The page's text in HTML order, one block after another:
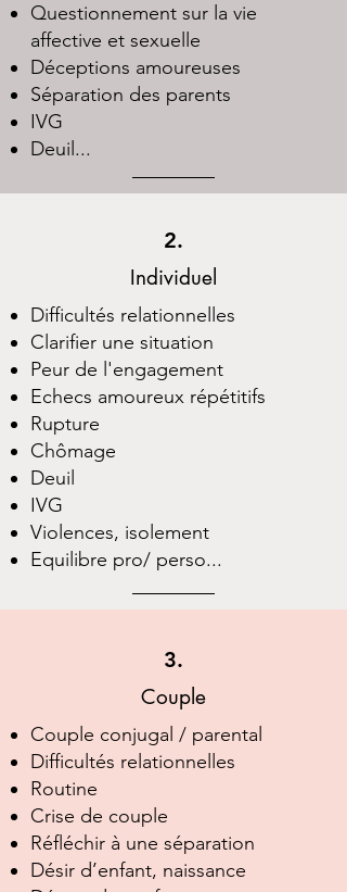
Questionnement sur la vie
affective et sexuelle
Déceptions amoureuses
Séparation des parents
IVG
Deuil...
2.
Individuel
Difficultés relationnelles
Clarifier une situation
Peur de l'engagement
Echecs amoureux répétitifs
Rupture
Chômage
Deuil
IVG
Violences, isolement​
Equilibre pro/ perso...
3.
Couple
Couple conjugal / parental
Difficultés relationnelles
Routine
Crise de couple
Réfléchir à une séparation
Désir d’enfant, naissance